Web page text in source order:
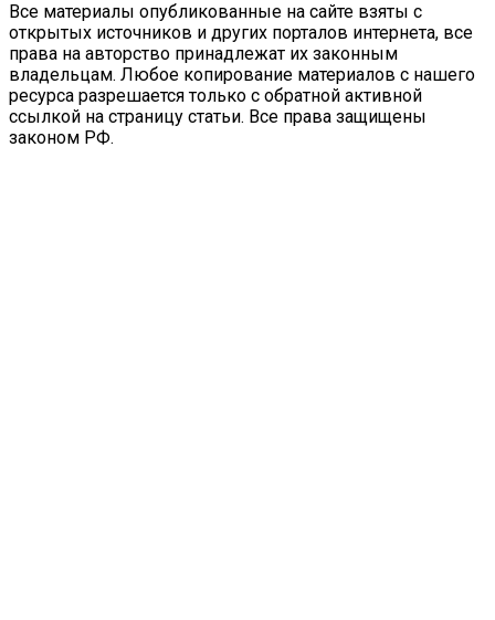
Все материалы опубликованные на сайте взяты с
открытых источников и других порталов интернета, все
права на авторство принадлежат их законным
владельцам. Любое копирование материалов с нашего
ресурса разрешается только с обратной активной
ссылкой на страницу статьи. Все права защищены
законом РФ.